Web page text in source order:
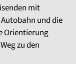
mit
und die
Orientierung
zu den